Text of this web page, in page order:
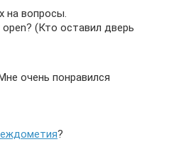
на вопросы.
(Кто оставил дверь
очень понравился
?